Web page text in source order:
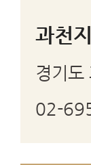
과천
경기
02-